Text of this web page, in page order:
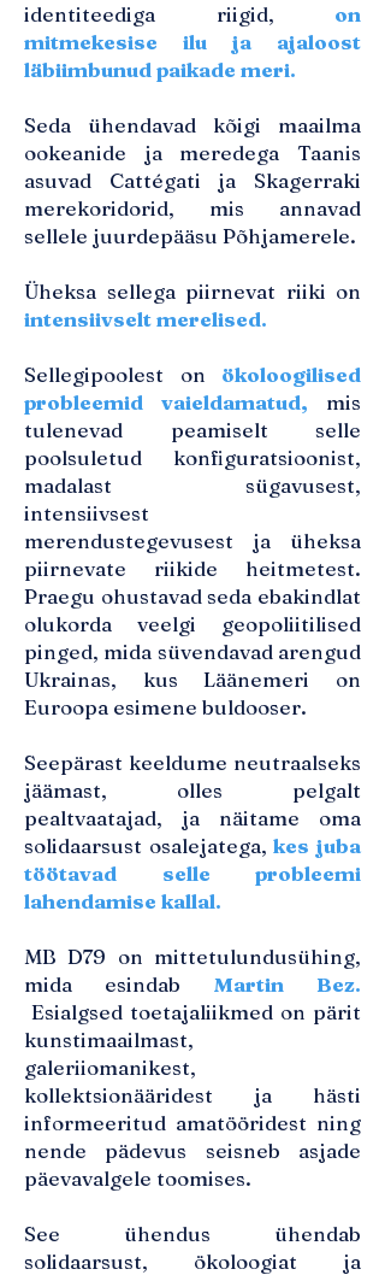
identiteediga riigid, on
mitmekesise ilu ja ajaloost
läbiimbunud paikade meri.
Seda ühendavad kõigi maailma
ookeanide ja meredega Taanis
asuvad Cattégati ja Skagerraki
merekoridorid, mis annavad
sellele juurdepääsu Põhjamerele.
Üheksa sellega piirnevat riiki on
intensiivselt merelised.
Sellegipoolest on ökoloogilised
probleemid vaieldamatud, mis
tulenevad peamiselt selle
poolsuletud konfiguratsioonist,
madalast sügavusest,
intensiivsest
merendustegevusest ja üheksa
piirnevate riikide heitmetest.
Praegu ohustavad seda ebakindlat
olukorda veelgi geopoliitilised
pinged, mida süvendavad arengud
Ukrainas, kus Läänemeri on
Euroopa esimene buldooser.
Seepärast keeldume neutraalseks
jäämast, olles pelgalt
pealtvaatajad, ja näitame oma
solidaarsust osalejatega,kes juba
töötavad selle probleemi
lahendamise kallal.
MB D79 on mittetulundusühing,
mida esindab Martin Bez.
Esialgsed toetajaliikmed on pärit
kunstimaailmast,
galeriiomanikest,
kollektsionääridest ja hästi
informeeritud amatööridest ning
nende pädevus seisneb asjade
päevavalgele toomises.
See ühendus ühendab
solidaarsust, ökoloogiat ja